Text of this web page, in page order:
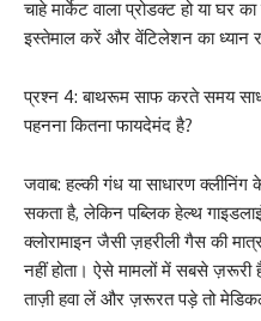
चाहे मार्केट वाला प्रोडक्ट हो या
इस्तेमाल करें और वेंटिलेशन का ध्यान
प्रश्न 4: बाथरूम साफ करते समय
पहनना कितना फायदेमंद है?
जवाब: हल्की गंध या साधारण
सकता है, लेकिन पब्लिक हेल्थ
क्लोरामाइन जैसी ज़हरीली गैस की
नहीं होता। ऐसे मामलों में सबसे
ताज़ी हवा लें और ज़रूरत पड़े तो